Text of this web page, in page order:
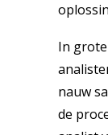
In
nauw
de